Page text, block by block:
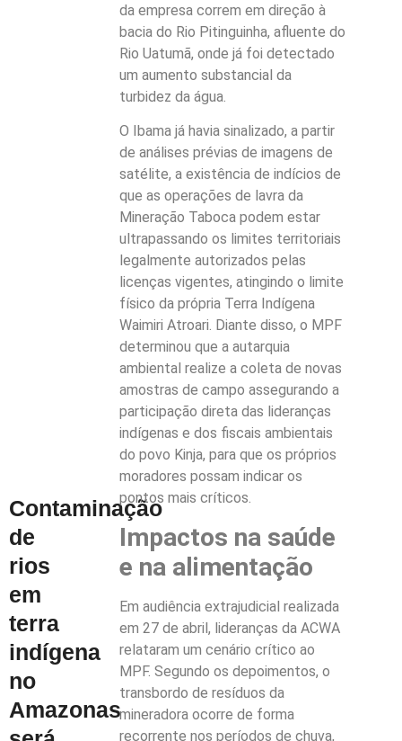
Contaminação
de
rios
em
terra
indígena
no
Amazonas
da empresa correm em direção à
bacia do Rio Pitinguinha, afluente do
Rio Uatumã, onde já foi detectado
um aumento substancial da
turbidez da água.
O Ibama já havia sinalizado, a partir
de análises prévias de imagens de
satélite, a existência de indícios de
que as operações de lavra da
Mineração Taboca podem estar
ultrapassando os limites territoriais
legalmente autorizados pelas
licenças vigentes, atingindo o limite
físico da própria Terra Indígena
Waimiri Atroari. Diante disso, o MPF
determinou que a autarquia
ambiental realize a coleta de novas
amostras de campo assegurando a
participação direta das lideranças
indígenas e dos fiscais ambientais
do povo Kinja, para que os próprios
moradores possam indicar os
pontos mais críticos.
Impactos na saúde
e na alimentação
Em audiência extrajudicial realizada
em 27 de abril, lideranças da ACWA
relataram um cenário crítico ao
MPF. Segundo os depoimentos, o
transbordo de resíduos da
mineradora ocorre de forma
recorrente nos períodos de chuva,